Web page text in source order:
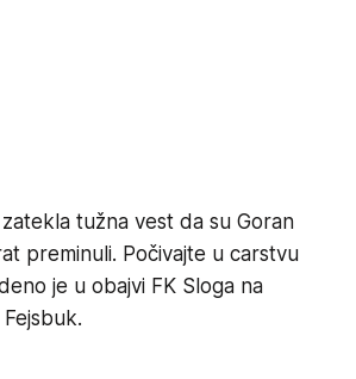
zatekla tužna vest da su Goran
preminuli. Počivajte u carstvu
je u obajvi FK Sloga na